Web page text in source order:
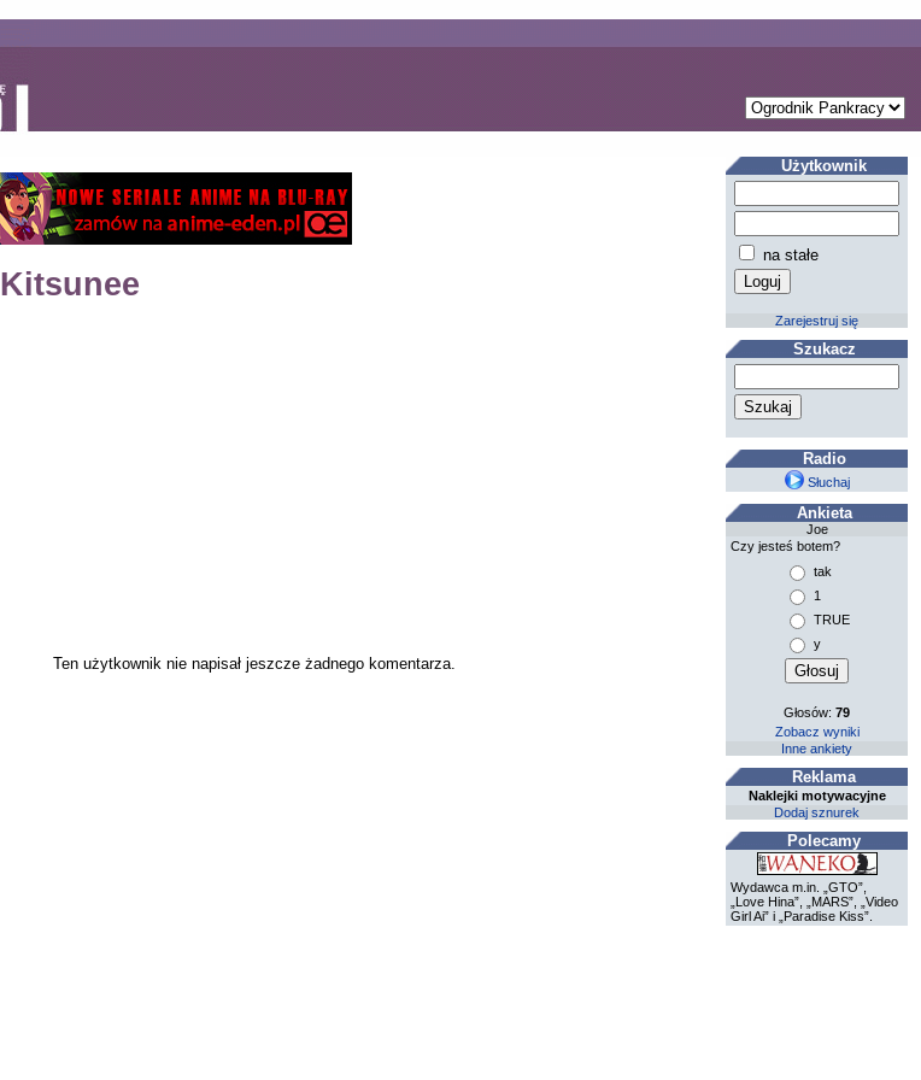
Kitsunee
Ten użytkownik nie napisał jeszcze żadnego komentarza.
Użytkownik
na stałe
Zarejestruj się
Szukacz
Radio
Słuchaj
Ankieta
Joe
Czy jesteś botem?
tak
1
TRUE
y
Głosów:79
Zobacz wyniki
Inne ankiety
Reklama
Naklejki motywacyjne
Dodaj sznurek
Polecamy
Wydawca m.in. „GTO”,
„Love Hina”, „MARS”, „Video
Girl Ai” i „Paradise Kiss”.